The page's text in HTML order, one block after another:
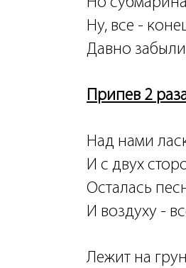
Ну, все -
Давно
Припев 2
Над нами
И с двух
Осталась
И воздуху -
Лежит на